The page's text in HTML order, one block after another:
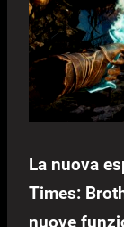
La nuova
Times:
nuove